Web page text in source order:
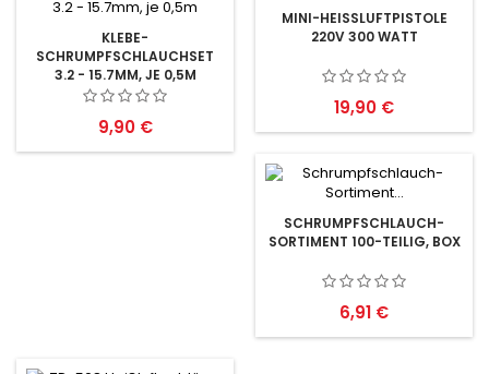
KLEBE-
SCHRUMPFSCHLAUCHSET
3.2 - 15.7MM, JE 0,5M
Preis
9,90 €
MINI-HEISSLUFTPISTOLE 2
20V 300 WATT
Preis
19,90 €
SCHRUMPFSCHLAUCH-
SORTIMENT 100-TEILIG, BOX
Preis
6,91 €